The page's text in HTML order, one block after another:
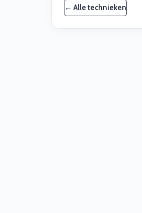
← Alle technieken